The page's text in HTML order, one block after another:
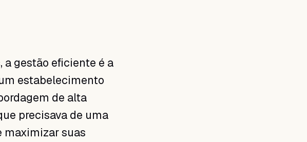
gestão eficiente é a
estabelecimento
de alta
precisava de uma
maximizar suas